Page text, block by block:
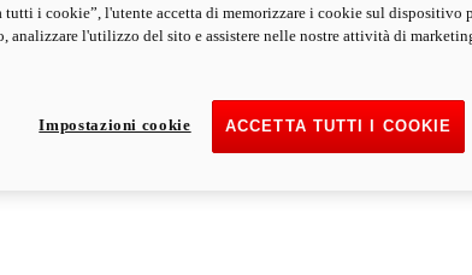
tutti i cookie”, l'utente accetta di memorizzare i cookie sul dispositivo
analizzare l'utilizzo del sito e assistere nelle nostre attività di
ACCETTA TUTTI I COOKIE
Impostazioni cookie